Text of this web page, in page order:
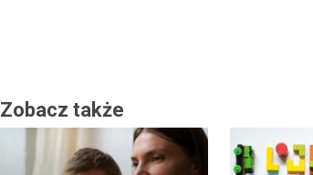
Zobacz także